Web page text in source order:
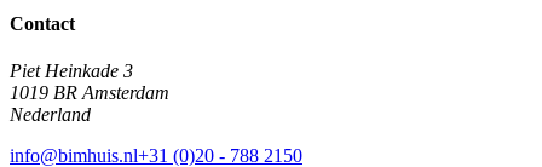
Contact
Piet Heinkade 3
1019 BR Amsterdam
Nederland
info@bimhuis.nl+31 (0)20 - 788 2150